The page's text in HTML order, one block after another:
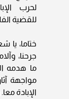
لحرب
للقضية
ختاما، يا
جرحنا،
ما هدمه
مواجهة
الإبادة